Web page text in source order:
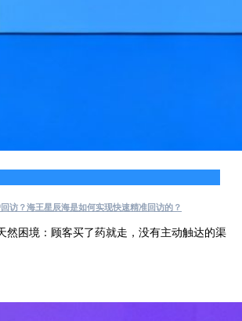
访？海王星辰海是如何实现快速精准回访的？
然困境：顾客买了药就走，没有主动触达的渠